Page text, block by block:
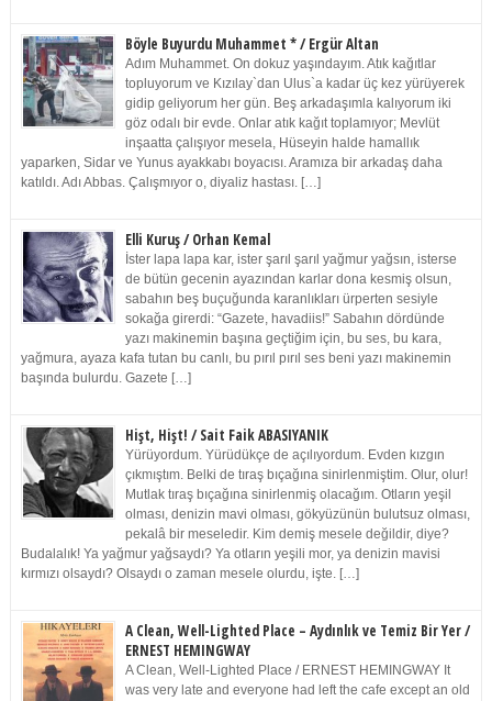
Böyle Buyurdu Muhammet * / Ergür Altan
Adım Muhammet. On dokuz yaşındayım. Atık kağıtlar
topluyorum ve Kızılay`dan Ulus`a kadar üç kez yürüyerek
gidip geliyorum her gün. Beş arkadaşımla kalıyorum iki
göz odalı bir evde. Onlar atık kağıt toplamıyor; Mevlüt
inşaatta çalışıyor mesela, Hüseyin halde hamallık
yaparken, Sidar ve Yunus ayakkabı boyacısı. Aramıza bir arkadaş daha
katıldı. Adı Abbas. Çalışmıyor o, diyaliz hastası. […]
Elli Kuruş / Orhan Kemal
İster lapa lapa kar, ister şarıl şarıl yağmur yağsın, isterse
de bütün gecenin ayazından karlar dona kesmiş olsun,
sabahın beş buçuğunda karanlıkları ürperten sesiyle
sokağa girerdi: “Gazete, havadiis!” Sabahın dördünde
yazı makinemin başına geçtiğim için, bu ses, bu kara,
yağmura, ayaza kafa tutan bu canlı, bu pırıl pırıl ses beni yazı makinemin
başında bulurdu. Gazete […]
Hişt, Hişt! / Sait Faik ABASIYANIK
Yürüyordum. Yürüdükçe de açılıyordum. Evden kızgın
çıkmıştım. Belki de tıraş bıçağına sinirlenmiştim. Olur, olur!
Mutlak tıraş bıçağına sinirlenmiş olacağım. Otların yeşil
olması, denizin mavi olması, gökyüzünün bulutsuz olması,
pekalâ bir meseledir. Kim demiş mesele değildir, diye?
Budalalık! Ya yağmur yağsaydı? Ya otların yeşili mor, ya denizin mavisi
kırmızı olsaydı? Olsaydı o zaman mesele olurdu, işte. […]
A Clean, Well-Lighted Place – Aydınlık ve Temiz Bir Yer /
ERNEST HEMINGWAY
A Clean, Well-Lighted Place / ERNEST HEMINGWAY It
was very late and everyone had left the cafe except an old